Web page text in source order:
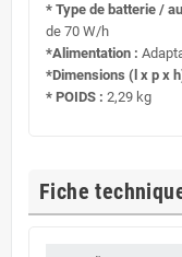
* Type de batterie /
de 70 W/h
*Alimentation :
*Dimensions (l x p x
* POIDS : 2,29 kg
Fiche